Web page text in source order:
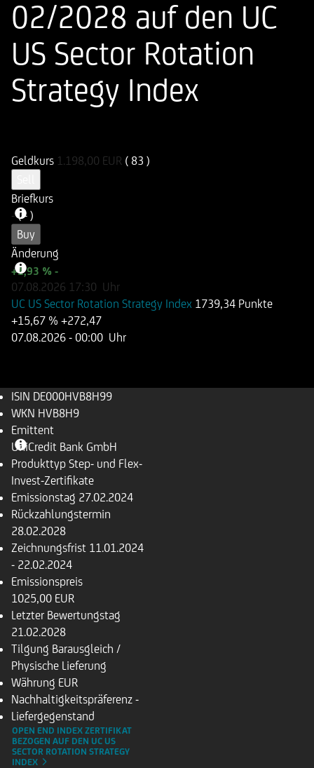
02/2028 auf den UC
US Sector Rotation
Strategy Index
Geldkurs 1.198,00 EUR ( 83 )
Briefkurs
- ( - )
Buy
Änderung
+1,93 % -
07.08.2026 17:30 Uhr
UC US Sector Rotation Strategy Index 1739,34 Punkte
+15,67 % +272,47
07.08.2026 - 00:00 Uhr
ISIN DE000HVB8H99
WKN HVB8H9
Emittent
UniCredit Bank GmbH
Produkttyp Step- und Flex-
Invest-Zertifikate
Emissionstag 27.02.2024
Rückzahlungs­termin
28.02.2028
Zeichnungsfrist 11.01.2024
- 22.02.2024
Emissionspreis
1025,00 EUR
Letzter Bewertungstag
21.02.2028
Tilgung Barausgleich /
Physische Lieferung
Währung EUR
Nachhaltigkeitspräferenz -
Liefergegenstand
OPEN END INDEX ZERTIFIKAT
BEZOGEN AUF DEN UC US
SECTOR ROTATION STRATEGY
INDEX